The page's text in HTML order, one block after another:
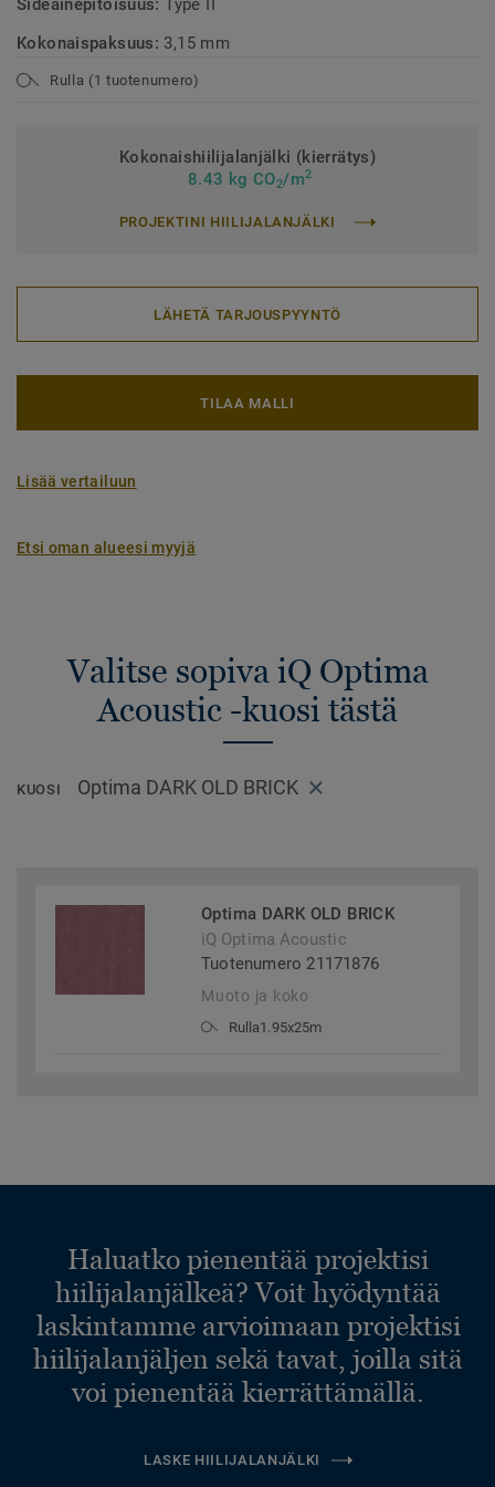
Sideainepitoisuus:Type II
Kokonaispaksuus: 3,15 mm
Rulla (1 tuotenumero)
Kokonaishiilijalanjälki (kierrätys)
8.43 kg CO2/m2
PROJEKTINI HIILIJALANJÄLKI
LÄHETÄ TARJOUSPYYNTÖ
TILAA MALLI
Lisää vertailuun
Etsi oman alueesi myyjä
Valitse sopiva iQ Optima
Acoustic -kuosi tästä
KUOSI Optima DARK OLD BRICK
Optima DARK OLD BRICK
iQ Optima Acoustic
Tuotenumero 21171876
Muoto ja koko
Rulla1.95x25m
Haluatko pienentää projektisi
hiilijalanjälkeä? Voit hyödyntää
laskintamme arvioimaan projektisi
hiilijalanjäljen sekä tavat, joilla sitä
voi pienentää kierrättämällä.
LASKE HIILIJALANJÄLKI